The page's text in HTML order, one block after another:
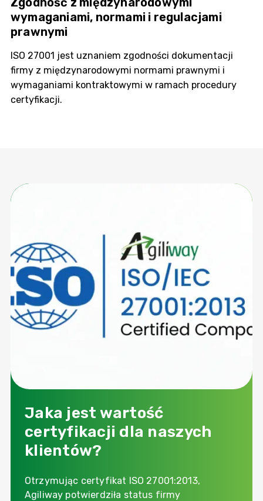
wymaganiami, normami i regulacjami
prawnymi
ISO 27001 jest uznaniem zgodności dokumentacji
firmy z międzynarodowymi normami prawnymi i
wymaganiami kontraktowymi w ramach procedury
certyfikacji.
Jaka jest wartość
certyfikacji dla naszych
klientów?
Otrzymując certyfikat ISO 27001:2013,
Agiliway potwierdziła status firmy